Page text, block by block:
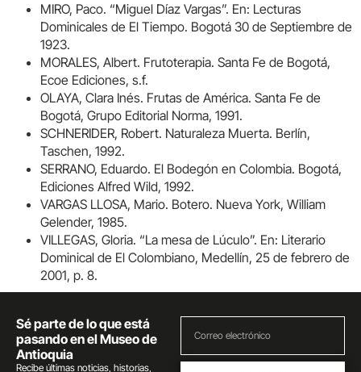
MIRO, Paco. “Miguel Díaz Vargas”. En: Lecturas
Dominicales de El Tiempo. Bogotá 30 de Septiembre de
1923.
MORALES, Albert. Frutoterapia. Santa Fe de Bogotá,
Ecoe Ediciones, s.f.
OLAYA, Clara Inés. Frutas de América. Santa Fe de
Bogotá, Grupo Editorial Norma, 1991.
SCHNERIDER, Robert. Naturaleza Muerta. Berlín,
Taschen, 1992.
SERRANO, Eduardo. El Bodegón en Colombia. Bogotá,
Ediciones Alfred Wild, 1992.
VARGAS LLOSA, Mario. Botero. Nueva York, William
Gelender, 1985.
VILLEGAS, Gloria. “La mesa de Lúculo”. En: Literario
Dominical de El Colombiano, Medellín, 25 de febrero de
2001, p. 8.
Sé parte de lo que está
pasando en el Museo de
Antioquia
Recibe últimas noticias, historias,